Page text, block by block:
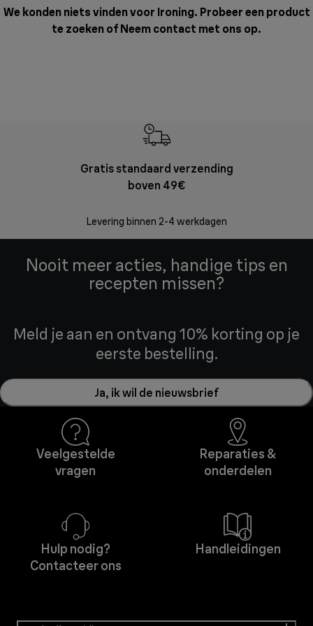
We konden niets vinden voor Ironing. Probeer een product
te zoeken of Neem contact met ons op.
Gratis standaard verzending
boven 49€
Levering binnen 2-4 werkdagen
Nooit meer acties, handige tips en
recepten missen?
Meld je aan en ontvang 10% korting op je
eerste bestelling.
Ja, ik wil de nieuwsbrief
Veelgestelde
vragen
Reparaties &
onderdelen
Hulp nodig?
Contacteer ons
Handleidingen